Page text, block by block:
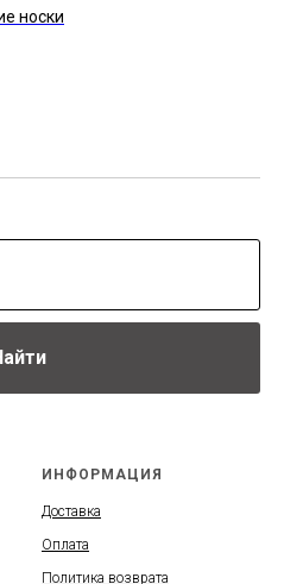
носки
ИНФОРМАЦИЯ
Доставка
Оплата
Политика возврата